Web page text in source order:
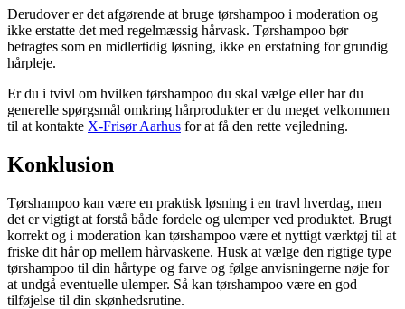
Derudover er det afgørende at bruge tørshampoo i moderation og
ikke erstatte det med regelmæssig hårvask. Tørshampoo bør
betragtes som en midlertidig løsning, ikke en erstatning for grundig
hårpleje.
Er du i tvivl om hvilken tørshampoo du skal vælge eller har du
generelle spørgsmål omkring hårprodukter er du meget velkommen
til at kontakte X-Frisør Aarhus for at få den rette vejledning.
Konklusion
Tørshampoo kan være en praktisk løsning i en travl hverdag, men
det er vigtigt at forstå både fordele og ulemper ved produktet. Brugt
korrekt og i moderation kan tørshampoo være et nyttigt værktøj til at
friske dit hår op mellem hårvaskene. Husk at vælge den rigtige type
tørshampoo til din hårtype og farve og følge anvisningerne nøje for
at undgå eventuelle ulemper. Så kan tørshampoo være en god
tilføjelse til din skønhedsrutine.